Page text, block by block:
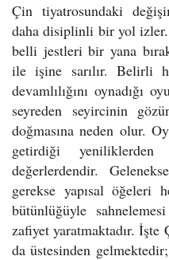
Çin tiyatrosundaki
daha disiplinli bir yol
belli jestleri bir yana
ile işine sarılır. Belirli
devamlılığını oynadığı
seyreden seyircinin
doğmasına neden olur.
getirdiği
değerlerdendir.
gerekse yapısal öğeleri
bütünlüğüyle
zafiyet yaratmaktadır.
da üstesinden